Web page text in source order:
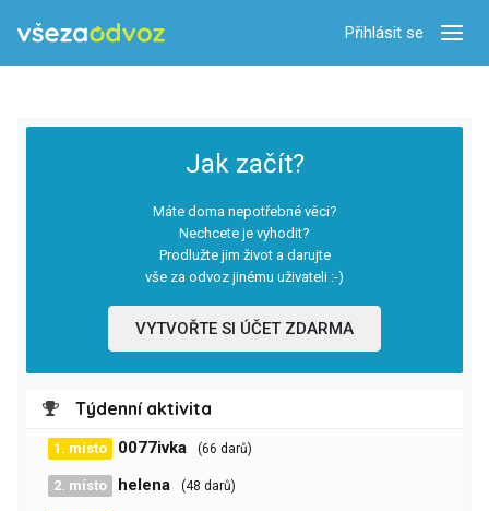
Přihlásit se
Jak začít?
Máte doma nepotřebné věci?
Nechcete je vyhodit?
Prodlužte jim život a darujte
vše za odvoz jinému uživateli :-)
VYTVOŘTE SI ÚČET ZDARMA
Týdenní aktivita
1. místo 0077ivka (66 darů)
2. místo helena (48 darů)